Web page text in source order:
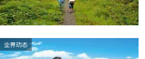
业界动态